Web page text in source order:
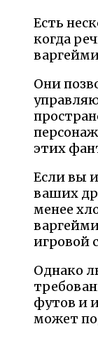
Есть
когда
Они
этих
Если вы
ваших
менее
игровой
Однако
футов и
может